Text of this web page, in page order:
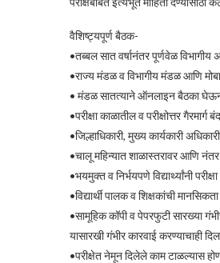
वैशिष्ट्यपूर्ण बैठक-
•तब्बल सात वर्षानंतर पूर्णवेळ
•राज्य मंडळ व विभागीय मंडळ आणि
• मंडळ सातत्याने ऑनलाइन बैठका घेऊन
•परीक्षा काळातील व परीक्षोत्तर गैरमार्ग
•जिल्हाधिकारी, मुख्य कार्यकारी
•चालू महिन्यात शाळास्तरावर आणि नंतर
•भयमुक्त व निर्भयपणे विद्यार्थ्यांनी
•विद्यार्थी पालक व शिक्षकांची
•सामूहिक कॉपी व पेपरफुटी सारख्या
यासारखी गंभीर कारवाई करण्याचाही
•परीक्षेत नेमून दिलेले काम टाळल्यास